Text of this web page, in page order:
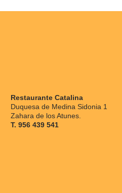
Restaurante Catalina
Duquesa de Medina Sidonia 1
Zahara de los Atunes.
T. 956 439 541